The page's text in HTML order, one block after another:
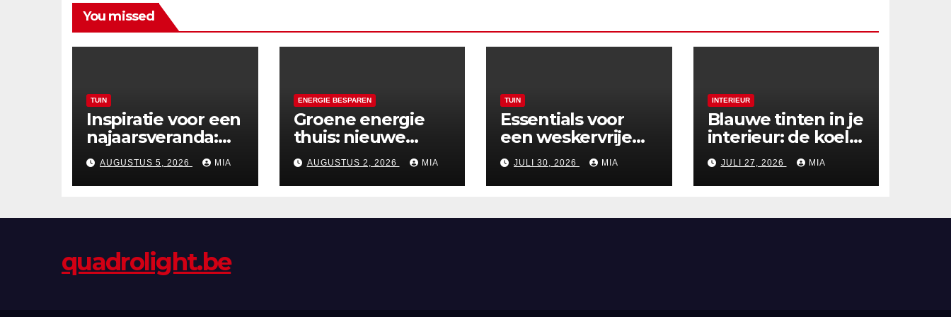
You missed
TUIN
Inspiratie voor een
najaarsveranda:
van styling tot
verwarming
AUGUSTUS 5, 2026 MIA
ENERGIE BESPAREN
Groene energie
thuis: nieuwe
subsidies voor
zonnepanelen in
2026
AUGUSTUS 2, 2026 MIA
TUIN
Essentials voor
een weskervrije
tuin: tips voor een
zorgeloze zomer
JULI 30, 2026 MIA
INTERIEUR
Blauwe tinten in je
interieur: de koele
zomertrend van
2026
JULI 27, 2026 MIA
quadrolight.be